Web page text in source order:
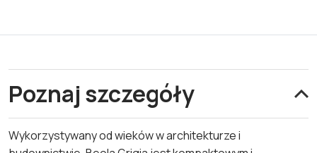
Poznaj szczegóły
Wykorzystywany od wieków w architekturze i